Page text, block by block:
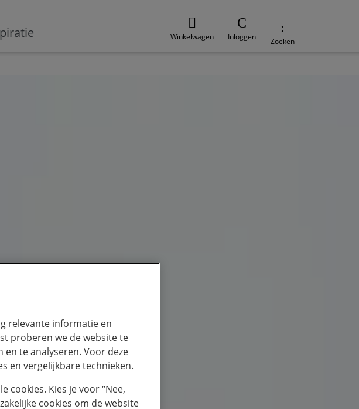
Winkelwagen Inloggen Zoeken
relevante informatie en
proberen we de website te
te analyseren. Voor deze
en vergelijkbare technieken.
cookies. Kies je voor “Nee,
cookies om de website